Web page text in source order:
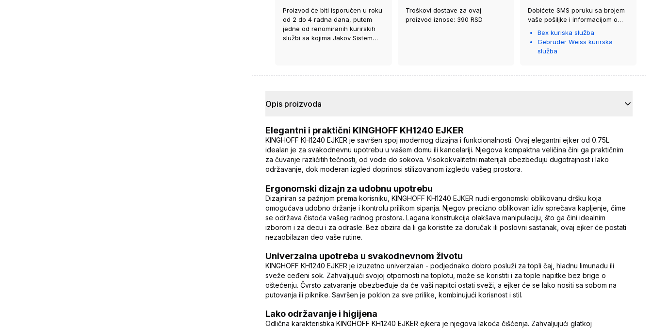
Proizvod će biti isporučen u roku
od 2 do 4 radna dana, putem
jedne od renomiranih kurirskih
službi sa kojima Jakov Sistem
Troškovi dostave za ovaj
proizvod iznose: 390 RSD
Dobićete SMS poruku sa brojem
vaše pošiljke i informacijom o
kurirskoj službi koja će vam je
Bex kuriska služba
Gebrüder Weiss kurirska
služba
Opis proizvoda
Elegantni i praktični KINGHOFF KH1240 EJKER
KINGHOFF KH1240 EJKER je savršen spoj modernog dizajna i funkcionalnosti. Ovaj elegantni ejker od 0.75L
idealan je za svakodnevnu upotrebu u vašem domu ili kancelariji. Njegova kompaktna veličina čini ga praktičnim
za čuvanje različitih tečnosti, od vode do sokova. Visokokvalitetni materijali obezbeđuju dugotrajnost i lako
održavanje, dok moderan izgled doprinosi stilizovanom izgledu vašeg prostora.
Ergonomski dizajn za udobnu upotrebu
Dizajniran sa pažnjom prema korisniku, KINGHOFF KH1240 EJKER nudi ergonomski oblikovanu dršku koja
omogućava udobno držanje i kontrolu prilikom sipanja. Njegov precizno oblikovan izliv sprečava kapljenje, čime
se održava čistoća vašeg radnog prostora. Lagana konstrukcija olakšava manipulaciju, što ga čini idealnim
izborom i za decu i za odrasle. Bez obzira da li ga koristite za doručak ili poslovni sastanak, ovaj ejker će postati
nezaobilazan deo vaše rutine.
Univerzalna upotreba u svakodnevnom životu
KINGHOFF KH1240 EJKER je izuzetno univerzalan - podjednako dobro posluži za topli čaj, hladnu limunadu ili
sveže ceđeni sok. Zahvaljujući svojoj otpornosti na toplotu, može se koristiti i za tople napitke bez brige o
oštećenju. Čvrsto zatvaranje obezbeđuje da će vaši napitci ostati sveži, a ejker će se lako nositi sa sobom na
putovanja ili piknike. Savršen je poklon za sve prilike, kombinujući korisnost i stil.
Lako održavanje i higijena
Odlična karakteristika KINGHOFF KH1240 EJKER ejkera je njegova lakoća čišćenja. Zahvaljujući glatkoj